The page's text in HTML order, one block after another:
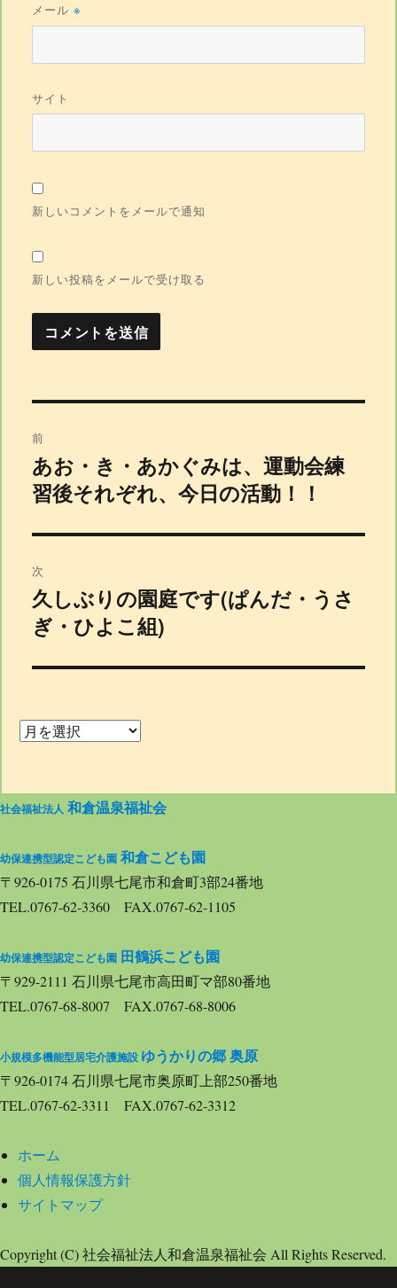
メール※
サイト
新しいコメントをメールで通知
新しい投稿をメールで受け取る
投
稿
ナ
ビ
ゲ
シ
ョ
ン
前
前
の
稿:
あお・き・あかぐみは、運動会練
習後それぞれ、今日の活動！！
次
次
の
稿:
久しぶりの園庭です(ぱんだ・うさ
ぎ・ひよこ組)
社会福祉法人 和倉温泉福祉会
幼保連携型認定こども園 和倉こども園
〒926-0175 石川県七尾市和倉町3部24番地
TEL.0767-62-3360 FAX.0767-62-1105
幼保連携型認定こども園 田鶴浜こども園
〒929-2111 石川県七尾市高田町マ部80番地
TEL.0767-68-8007 FAX.0767-68-8006
小規模多機能型居宅介護施設 ゆうかりの郷 奥原
〒926-0174 石川県七尾市奥原町上部250番地
TEL.0767-62-3311 FAX.0767-62-3312
ホーム
個人情報保護方針
サイトマップ
Copyright (C) 社会福祉法人和倉温泉福祉会 All Rights Reserved.